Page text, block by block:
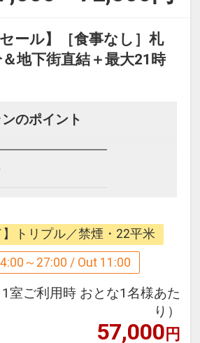
セール】［食事なし］札
地下街直結＋最大21時
のポイント
で♪
ネスにも♪【抜群のアクセ
口より徒歩1分！
も直結しており、雨や雪の
】トリプル／禁煙・22平米
～27:00 / Out 11:00
1室ご利用時 おとな1名様あた
り）
57,000円